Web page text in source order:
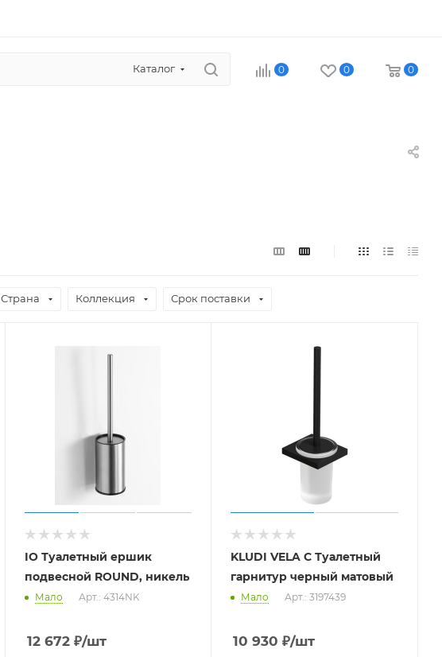
Каталог 0 0 0
Страна Коллекция Срок поставки
IO Туалетный ершик
подвесной ROUND, никель
Мало Арт.: 4314NK
12 672₽/шт
KLUDI VELA C Туалетный
гарнитур черный матовый
Мало Арт.: 3197439
10 930 ₽/шт